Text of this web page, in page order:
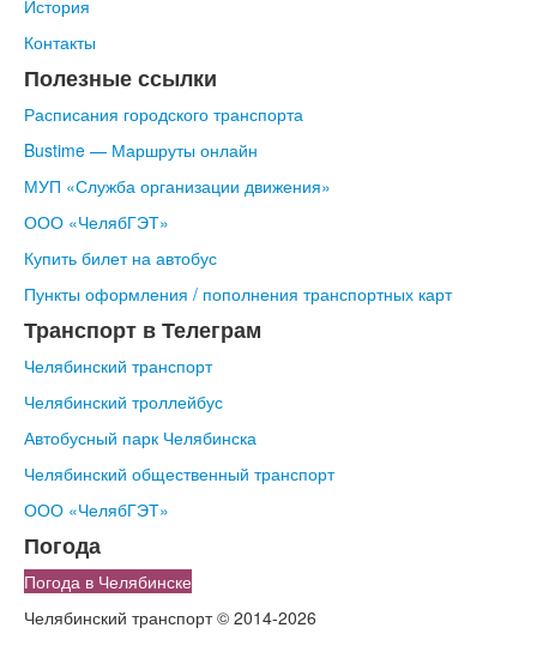
История
Контакты
Полезные ссылки
Расписания городского транспорта
Bustime — Маршруты онлайн
МУП «Служба организации движения»
ООО «ЧелябГЭТ»
Купить билет на автобус
Пункты оформления / пополнения транспортных карт
Транспорт в Телеграм
Челябинский транспорт
Челябинский троллейбус
Автобусный парк Челябинска
Челябинский общественный транспорт
ООО «ЧелябГЭТ»
Погода
Погода в Челябинске
Челябинский транспорт © 2014-2026